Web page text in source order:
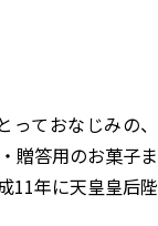
ておなじみの、
贈答用のお菓子ま
11年に天皇皇后陛